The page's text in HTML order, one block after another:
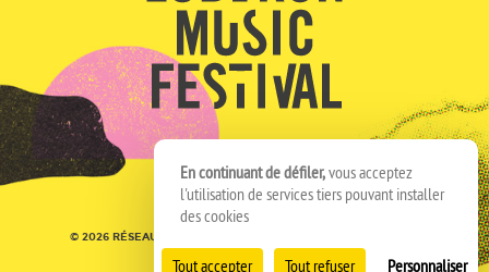
© 2026 RÉSEAU SPEDIDAM
En continuant de défiler,vous acceptez
l'utilisation de services tiers pouvant installer
des cookies
Tout accepter Tout refuser Personnaliser